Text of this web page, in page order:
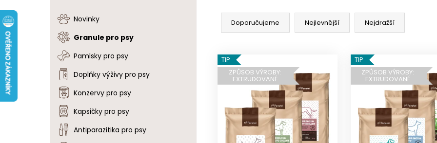
Novinky
Granule pro psy
Pamlsky pro psy
Doplňky výživy pro psy
Konzervy pro psy
Kapsičky pro psy
Antiparazitika pro psy
Ř
z
n
p
Doporučujeme Nejlevnější Nejdražší
V
ýTIP
ZPŮSOB VÝROBY:
EXTRUDOVANÉ
TIP
ZPŮSOB VÝROBY:
EXTRUDOVANÉ
Doporučujeme